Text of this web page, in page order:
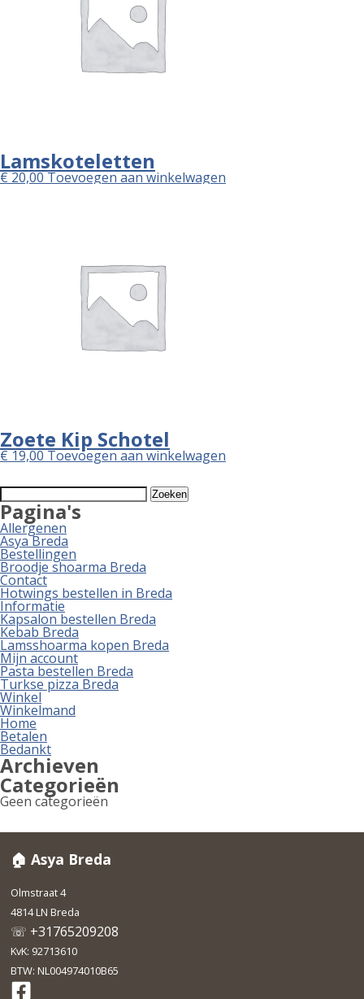
Lamskoteletten
€20,00Toevoegen aan winkelwagen
Zoete Kip Schotel
€19,00Toevoegen aan winkelwagen
Zoeken
naar:
Pagina's
Allergenen
Asya Breda
Bestellingen
Broodje shoarma Breda
Contact
Hotwings bestellen in Breda
Informatie
Kapsalon bestellen Breda
Kebab Breda
Lamsshoarma kopen Breda
Mijn account
Pasta bestellen Breda
Turkse pizza Breda
Winkel
Winkelmand
Home
Betalen
Bedankt
Archieven
Categorieën
Geen categorieën
🏠 Asya Breda
Olmstraat 4
4814 LN Breda
☏ +31765209208
KvK: 92713610
BTW: NL004974010B65